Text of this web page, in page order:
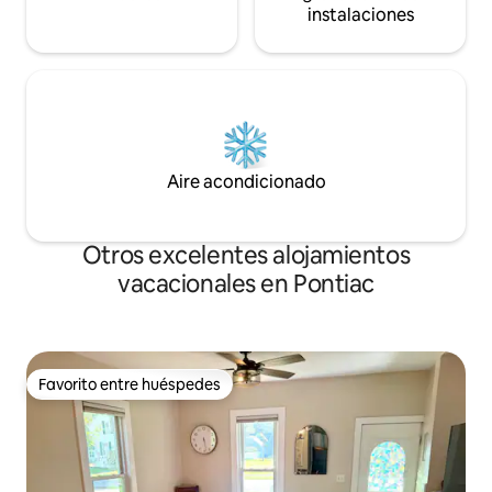
instalaciones
Aire acondicionado
Otros excelentes alojamientos
vacacionales en Pontiac
Favorito entre huéspedes
Favorito entre huéspedes